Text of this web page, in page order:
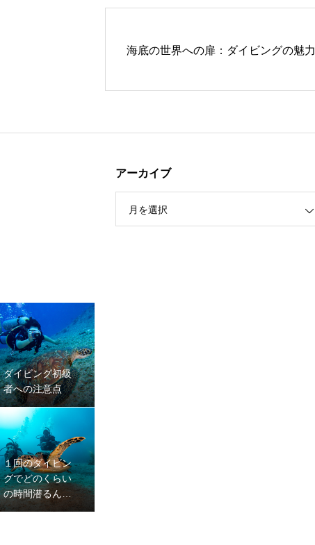
海底の世界への扉：ダイビングの魅力
アーカイブ
月を選択
ダイビング初級
者への注意点
１回のダイビン
グでどのくらい
の時間潜るんで
すか？